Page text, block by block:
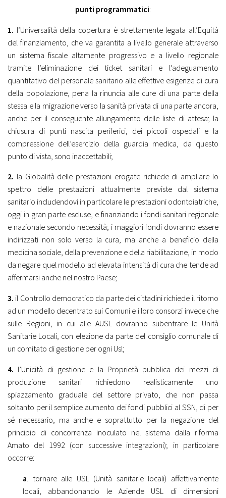
punti programmatici:
1. l’Universalità della copertura è strettamente legata all’Equità
del finanziamento, che va garantita a livello generale attraverso
un sistema fiscale altamente progressivo e a livello regionale
tramite l’eliminazione dei ticket sanitari e l’adeguamento
quantitativo del personale sanitario alle effettive esigenze di cura
della popolazione, pena la rinuncia alle cure di una parte della
stessa e la migrazione verso la sanità privata di una parte ancora,
anche per il conseguente allungamento delle liste di attesa; la
chiusura di punti nascita periferici, dei piccoli ospedali e la
compressione dell’esercizio della guardia medica, da questo
punto di vista, sono inaccettabili;
2. la Globalità delle prestazioni erogate richiede di ampliare lo
spettro delle prestazioni attualmente previste dal sistema
sanitario includendovi in particolare le prestazioni odontoiatriche,
oggi in gran parte escluse, e finanziando i fondi sanitari regionale
e nazionale secondo necessità; i maggiori fondi dovranno essere
indirizzati non solo verso la cura, ma anche a beneficio della
medicina sociale, della prevenzione e della riabilitazione, in modo
da negare quel modello ad elevata intensità di cura che tende ad
affermarsi anche nel nostro Paese;
3. il Controllo democratico da parte dei cittadini richiede il ritorno
ad un modello decentrato sui Comuni e i loro consorzi invece che
sulle Regioni, in cui alle AUSL dovranno subentrare le Unità
Sanitarie Locali, con elezione da parte del consiglio comunale di
un comitato di gestione per ogni Usl;
4. l’Unicità di gestione e la Proprietà pubblica dei mezzi di
produzione sanitari richiedono realisticamente uno
spiazzamento graduale del settore privato, che non passa
soltanto per il semplice aumento dei fondi pubblici al SSN, di per
sé necessario, ma anche e soprattutto per la negazione del
principio di concorrenza inoculato nel sistema dalla riforma
Amato del 1992 (con successive integrazioni); in particolare
occorre:
a. tornare alle USL (Unità sanitarie locali) affettivamente
locali, abbandonando le Aziende USL di dimensioni